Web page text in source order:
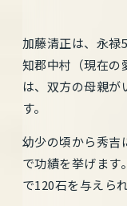
加藤清正は、永禄
知郡中村（現在の
は、双方の母親が
す。
幼少の頃から秀吉
で功績を挙げます
で120石を与えら